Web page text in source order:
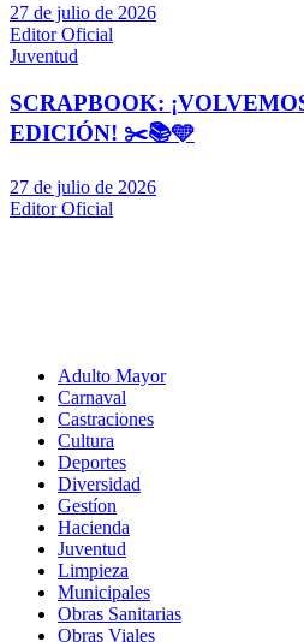
27 de julio de 2026
Editor Oficial
Juventud
SCRAPBOOK:
EDICIÓN! ✂️📚🩵
27 de julio de 2026
Editor Oficial
Adulto Mayor
Carnaval
Castraciones
Cultura
Deportes
Diversidad
Gestíon
Hacienda
Juventud
Limpieza
Municipales
Obras Sanitarias
Obras Viales